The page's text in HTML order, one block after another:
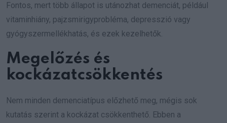
Fontos, mert több állapot is utánozhat demenciát, például
vitaminhiány, pajzsmirigyprobléma, depresszió vagy
gyógyszermellékhatás, és ezek kezelhetők.
Megelőzés és
kockázatcsökkentés
Nem minden demenciatípus előzhető meg, mégis sok
kutatás szerint a kockázat csökkenthető. Ebben a